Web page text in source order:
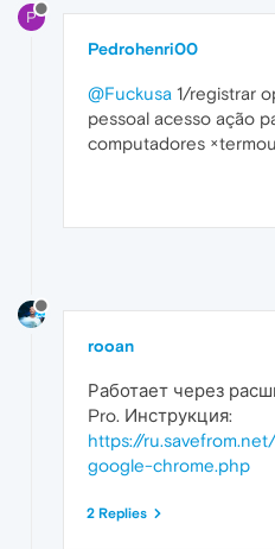
P
Pedrohenri00
@Fuckusa 1/registrar
pessoal acesso ação
computadores
rooan
Работает через
Pro. Инструкция:
https://
google-chrome.php
2 Replies